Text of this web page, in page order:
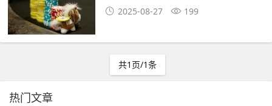
2025-08-27 199
共1页/1条
热门文章